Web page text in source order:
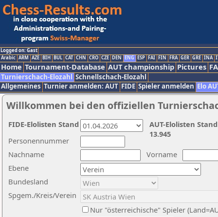
Logged on: Gast
Arabic ARM AZE BIH BUL CAT CHN CRO CZE DEN ENG ESP FAI FIN FRA GER GRE INA
Home Tournament-Database AUT championship Pictures
Turnierschach-Elozahl Schnellschach-Elozahl
Allgemeines Turnier anmelden: AUT FIDE Spieler anmelden Elo
Willkommen bei den offiziellen
Nachname
Vorname
Ebene
Personennummer
Bundesland
Spgem./Kreis/Verein
Nur "österreichische" Spieler
AUT-Elolisten
13.945
FIDE-Elolisten Stand